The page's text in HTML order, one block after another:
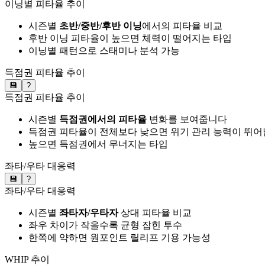
이닝별 피타율 추이
시즌별 초반/중반/후반 이닝에서의 피타율 비교
후반 이닝 피타율이 높으면 체력이 떨어지는 타입
이닝별 패턴으로 스태미나 분석 가능
득점권 피타율 추이
💾 ?
득점권 피타율 추이
시즌별 득점권에서의 피타율 변화를 보여줍니다
득점권 피타율이 전체보다 낮으면 위기 관리 능력이 뛰어
높으면 득점권에서 무너지는 타입
좌타/우타 대응력
💾 ?
좌타/우타 대응력
시즌별 좌타자/우타자상대 피타율 비교
좌우 차이가 작을수록 균형 잡힌 투수
한쪽에 약하면 원포인트 릴리프 기용 가능성
WHIP 추이